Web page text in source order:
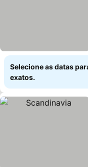
Selecione as datas
exatos.